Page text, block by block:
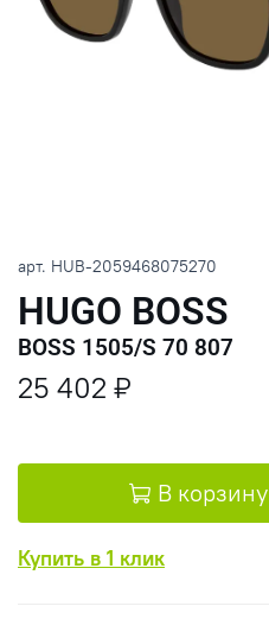
арт. HUB-2059468075270
HUGO BOSS
BOSS 1505/S 70 807
25 402 ₽
В корзину
Купить в 1 клик